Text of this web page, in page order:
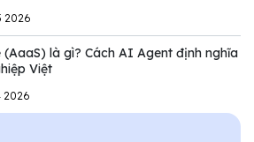
2026
là gì? Cách AI Agent định nghĩa
Việt
2026